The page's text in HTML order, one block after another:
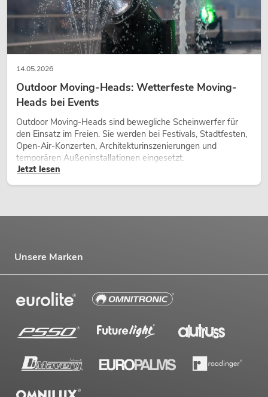
14.05.2026
Outdoor Moving-Heads: Wetterfeste Moving-
Heads bei Events
Outdoor Moving-Heads sind bewegliche Scheinwerfer für
den Einsatz im Freien. Sie werden bei Festivals, Stadtfesten,
Open-Air-Konzerten, Architekturinszenierungen und
temporären Außeninstallationen eingesetzt.
Jetzt lesen
Unsere Marken